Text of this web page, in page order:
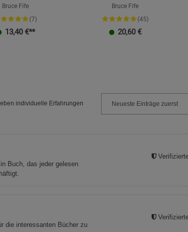
Bruce Fife
(7)
13,40 €**
Bruce Fife
(45)
20,60 €
individuelle Erfahrungen
Buch, das jeder gelesen
die interessanten Bücher zu